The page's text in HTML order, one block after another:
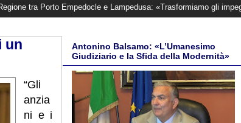
Empedocle e Lampedusa: «Trasformiamo gli impegni in risultati
un
“Gli
anzia
ni e i
Antonino Balsamo: «L’Umanesimo
Giudiziario e la Sfida della Modernità»